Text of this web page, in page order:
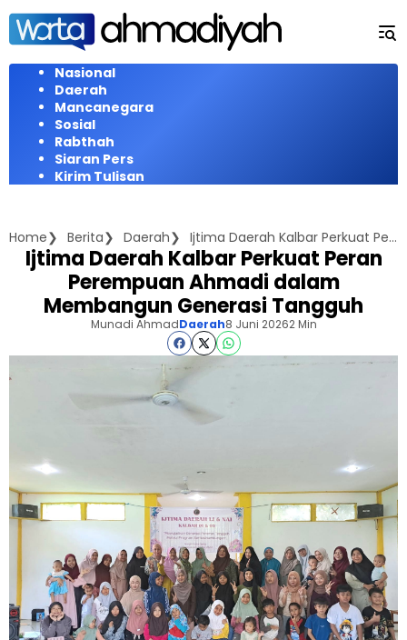
Langsung
konten
Nasional
Daerah
Mancanegara
Sosial
Rabthah
Siaran Pers
Kirim Tulisan
Home Berita Daerah Ijtima Daerah Kalbar Perkuat Peran Perempuan Ahmadi dalam Membangun Generasi Tangguh
Ijtima Daerah Kalbar Perkuat Peran
Perempuan Ahmadi dalam
Membangun Generasi Tangguh
Munadi AhmadDaerah8 Juni 20262 Min